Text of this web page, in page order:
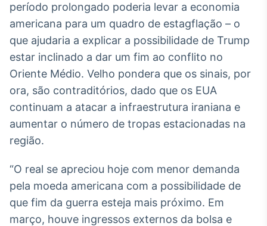
Tokenização
Crédito
período prolongado poderia levar a economia
americana para um quadro de estagflação – o
que ajudaria a explicar a possibilidade de Trump
estar inclinado a dar um fim ao conflito no
Oriente Médio. Velho pondera que os sinais, por
ora, são contraditórios, dado que os EUA
continuam a atacar a infraestrutura iraniana e
aumentar o número de tropas estacionadas na
região.
“O real se apreciou hoje com menor demanda
pela moeda americana com a possibilidade de
que fim da guerra esteja mais próximo. Em
março, houve ingressos externos da bolsa e